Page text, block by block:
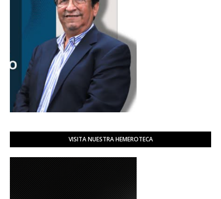
VISITA NUESTRA HEMEROTECA